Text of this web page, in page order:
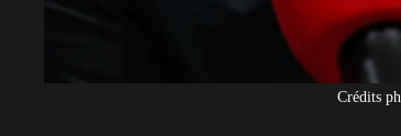
Crédits